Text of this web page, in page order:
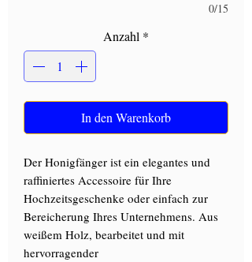
0/15
Anzahl *
In den Warenkorb
Der Honigfänger ist ein elegantes und
raffiniertes Accessoire für Ihre
Hochzeitsgeschenke oder einfach zur
Bereicherung Ihres Unternehmens. Aus
weißem Holz, bearbeitet und mit
hervorragender